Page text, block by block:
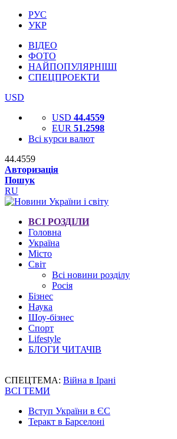
РУС
УКР
ВІДЕО
ФОТО
НАЙПОПУЛЯРНІШІ
СПЕЦПРОЕКТИ
USD
USD 44.4559
EUR 51.2598
Всі курси валют
44.4559
Авторизація
Пошук
RU
ВСІ РОЗДІЛИ
Головна
Україна
Місто
Світ
Всі новини розділу
Росія
Бізнес
Наука
Шоу-бізнес
Спорт
Lifestyle
БЛОГИ ЧИТАЧІВ
СПЕЦТЕМА: Війна в Ірані
ВСІ ТЕМИ
Вступ України в ЄС
Теракт в Барселоні